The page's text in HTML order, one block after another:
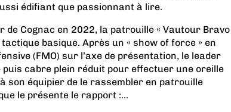
édifiant que passionnant à lire.
de Cognac en 2022, la patrouille « Vautour Bravo
basique. Après un « show of force » en
(FMO) sur l’axe de présentation, le leader
cabre plein réduit pour effectuer une oreille
son équipier de le rassembler en patrouille
le présente le rapport :...